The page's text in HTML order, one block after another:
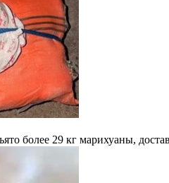
более 29 кг марихуаны,